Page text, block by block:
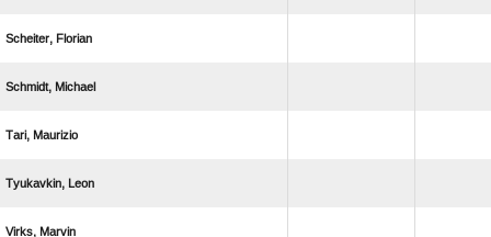
 
 
 
 
 